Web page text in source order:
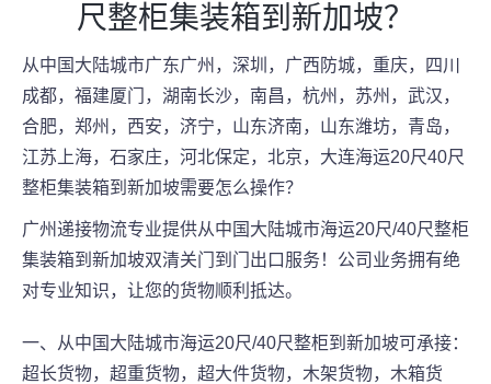
尺整柜集装箱到新加坡？
从中国大陆城市广东广州，深圳，广西防城，重庆，四川
成都，福建厦门，湖南长沙，南昌，杭州，苏州，武汉，
合肥，郑州，西安，济宁，山东济南，山东潍坊，青岛，
江苏上海，石家庄，河北保定，北京，大连海运20尺40尺
整柜集装箱到新加坡需要怎么操作？
广州递接物流专业提供从中国大陆城市海运20尺/40尺整柜
集装箱到新加坡双清关门到门出口服务！公司业务拥有绝
对专业知识，让您的货物顺利抵达。
一、从中国大陆城市海运20尺/40尺整柜到新加坡可承接：
超长货物，超重货物，超大件货物，木架货物，木箱货